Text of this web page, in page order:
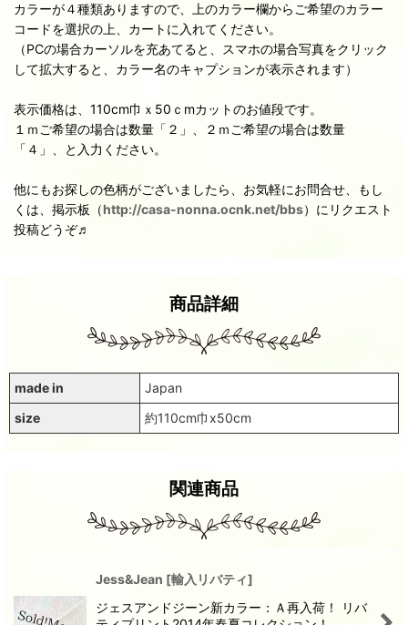
カラーが４種類ありますので、上のカラー欄からご希望のカラー
コードを選択の上、カートに入れてください。
（PCの場合カーソルを充あてると、スマホの場合写真をクリック
して拡大すると、カラー名のキャプションが表示されます）
表示価格は、110cm巾ｘ50ｃmカットのお値段です。
１ｍご希望の場合は数量「２」、２ｍご希望の場合は数量
「４」、と入力ください。
他にもお探しの色柄がございましたら、お気軽にお問合せ、もし
くは、掲示板（http://casa-nonna.ocnk.net/bbs）にリクエスト
投稿どうぞ♬
商品詳細
made in
Japan
size
約110cm巾x50cm
関連商品
Jess&Jean [輸入リバティ]
ジェスアンドジーン新カラー：Ａ再入荷！ リバ